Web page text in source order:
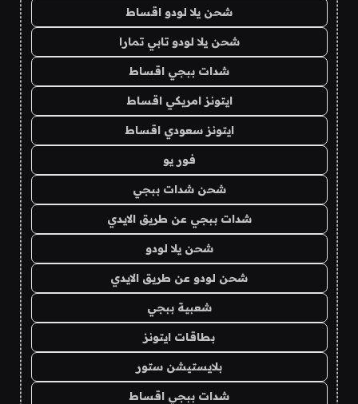
شحن يلا لودو اقساط
شحن يلا لودو تابي تمارا
شدات ببجي اقساط
ايتونز امريكي اقساط
ايتونز سعودي اقساط
فور يو
شحن شدات ببجي
شدات ببجي عن طريق الايدي
شحن يلا لودو
شحن لودو عن طريق الايدي
شعبية ببجي
بطاقات ايتونز
بلايستيشن ستور
شدات ببجي اقساط